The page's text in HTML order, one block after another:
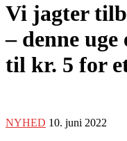
Vi jagter
– denne
til kr. 5 for
NYHED 10. juni 2022